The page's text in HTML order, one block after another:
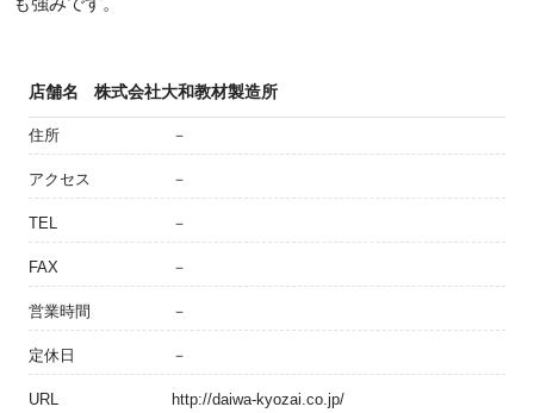
店舗名 株式会社大和教材製造所
住所 －
アクセス －
TEL －
FAX －
営業時間 －
定休日 －
URL http://daiwa-kyozai.co.jp/